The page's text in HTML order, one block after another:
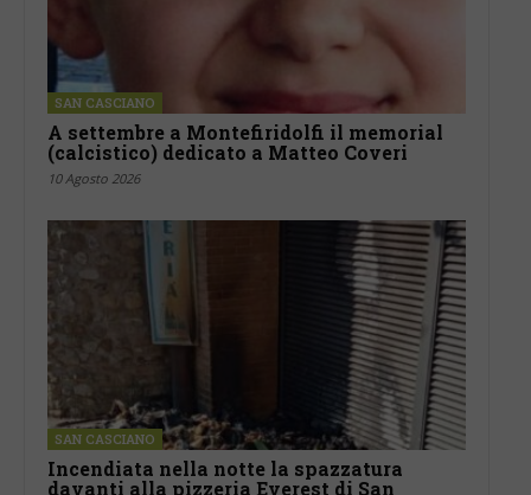
SAN CASCIANO
A settembre a Montefiridolfi il memorial
(calcistico) dedicato a Matteo Coveri
10 Agosto 2026
SAN CASCIANO
Incendiata nella notte la spazzatura
davanti alla pizzeria Everest di San